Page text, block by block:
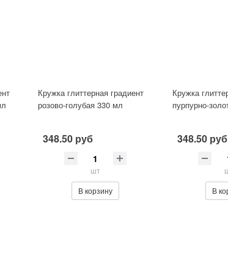
Кружка глиттерная градиент
розово-голубая 330 мл
348.50 руб
шт
В корзину
Кружка
пурпурно-
348.50 руб
В